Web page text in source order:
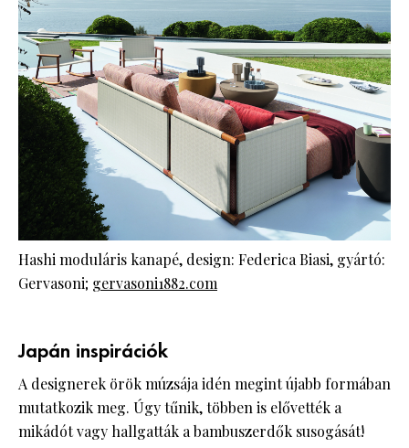
Hashi moduláris kanapé, design: Federica Biasi, gyártó:
Gervasoni; gervasoni1882.com
Japán inspirációk
A designerek örök múzsája idén megint újabb formában
mutatkozik meg. Úgy tűnik, többen is elővették a
mikádót vagy hallgatták a bambuszerdők susogását!